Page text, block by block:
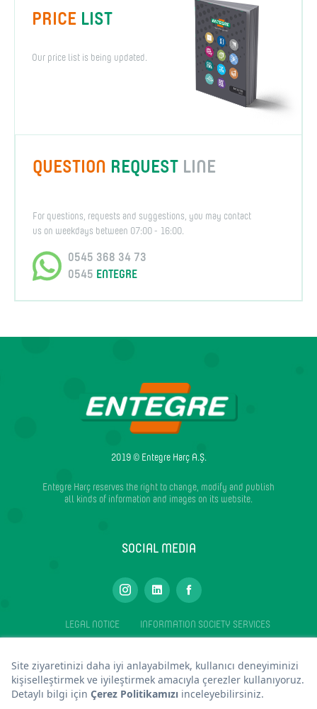
PRICE LIST
Our price list is being updated.
QUESTION REQUEST LINE
For questions, requests and suggestions, you may contact
us on weekdays between 07:00 - 16:00.
0545 368 34 73
0545 ENTEGRE
2019 © Entegre Harç A.Ş.
Entegre Harç reserves the right to change, modify and publish
all kinds of information and images on its website.
SOCIAL MEDIA
LEGAL NOTICE INFORMATION SOCIETY SERVICES
ENTEGRE INC. IS A SUBSIDIARY OF